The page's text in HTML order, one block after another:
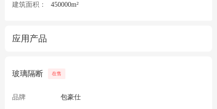
建筑面积：
450000m²
应用产品
玻璃隔断 在售
品牌 包豪仕